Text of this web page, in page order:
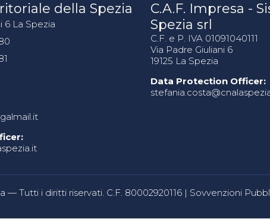
della Spezia
6 La Spezia
C.A.F. Impresa -
Spezia srl
C.F. e P. IVA 01091040111
Via Padre Giuliani 6
19125 La Spezia
Data Protection Officer:
— Tutti i diritti riservati. C.F. 80002920116 | Sovvenzioni